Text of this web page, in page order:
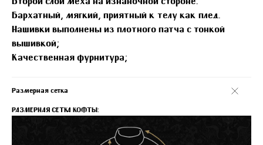
Второй слой меха на изнаночной стороне.
Бархатный, мягкий, приятный к телу как плед.
Нашивки выполнены из плотного патча с тонкой
вышивкой;
Качественная фурнитура;
Размерная сетка
РАЗМЕРНАЯ СЕТКА КОФТЫ: